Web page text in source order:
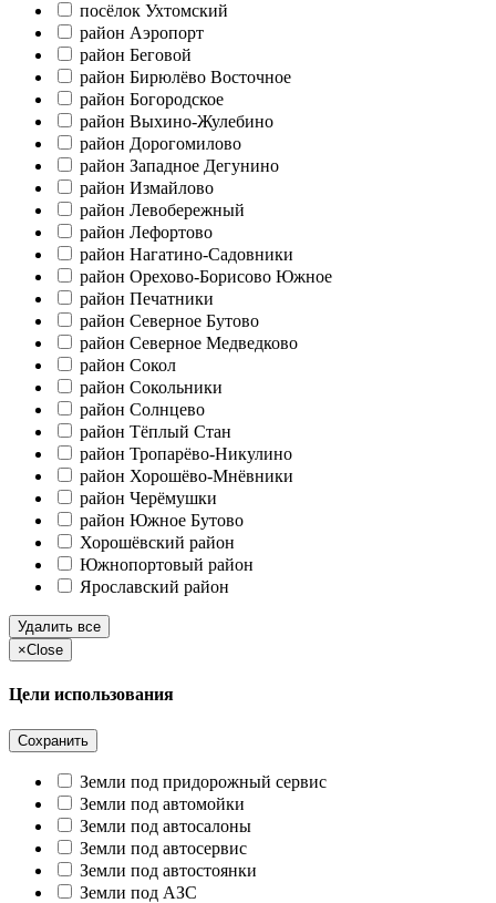
посёлок Ухтомский
район Аэропорт
район Беговой
район Бирюлёво Восточное
район Богородское
район Выхино-Жулебино
район Дорогомилово
район Западное Дегунино
район Измайлово
район Левобережный
район Лефортово
район Нагатино-Садовники
район Орехово-Борисово Южное
район Печатники
район Северное Бутово
район Северное Медведково
район Сокол
район Сокольники
район Солнцево
район Тёплый Стан
район Тропарёво-Никулино
район Хорошёво-Мнёвники
район Черёмушки
район Южное Бутово
Хорошёвский район
Южнопортовый район
Ярославский район
Удалить все
×Close
Цели использования
Сохранить
Земли под придорожный сервис
Земли под автомойки
Земли под автосалоны
Земли под автосервис
Земли под автостоянки
Земли под АЗС